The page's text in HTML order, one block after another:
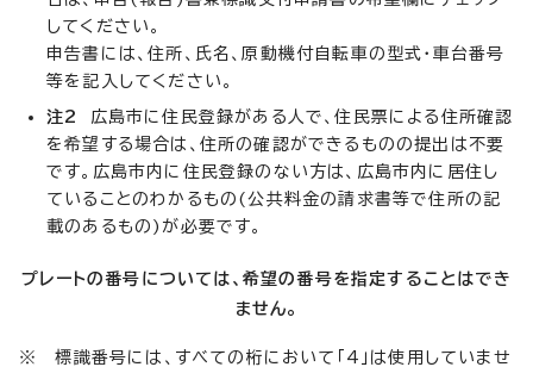
してください。
申告書には、住所、氏名、原動機付自転車の型式・車台番号
等を記入してください。
注2
広島市に住民登録がある人で、住民票による住所確認
を希望する場合は、住所の確認ができるものの提出は不要
です。広島市内に住民登録のない方は、広島市内に居住し
ていることのわかるもの(公共料金の請求書等で住所の記
載のあるもの)が必要です。
プレートの番号については、希望の番号を指定することはでき
ません。
※ 標識番号には、すべての桁において「4」は使用していませ